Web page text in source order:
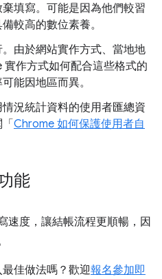
填寫。可能是因為他們較習
較高的數位素養。
由於網站實作方式、當地地
作方式如何配合這些格式的
能因地區而異。
況統計資料的使用者匯總資
Chrome 如何保護使用者自
能
速度，讓結帳流程更順暢，因
佳做法嗎？歡迎報名參加即